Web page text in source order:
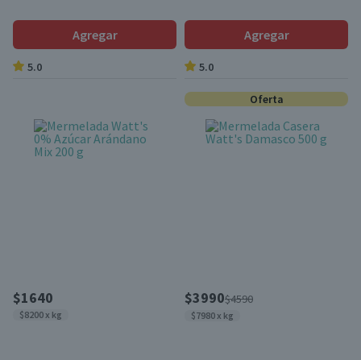
Agregar
5.0
Agregar
5.0
$1640
$8200 x kg
Oferta
$3990$4590
$7980 x kg